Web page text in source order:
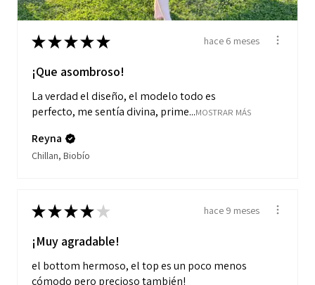
★★★★★ hace 6 meses
¡Que asombroso!
La verdad el diseño, el modelo todo es
perfecto, me sentía divina, prime...MOSTRAR MÁS
Reyna
Chillan, Biobío
★★★★ ★ hace 9 meses
¡Muy agradable!
el bottom hermoso, el top es un poco menos
cómodo pero precioso también!